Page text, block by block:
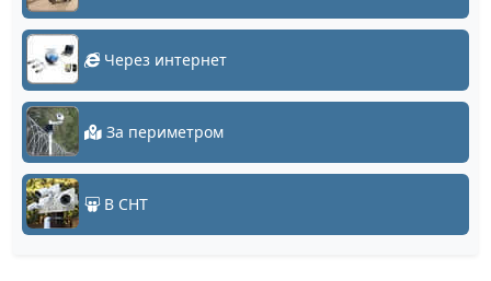
Через интернет
За периметром
В СНТ